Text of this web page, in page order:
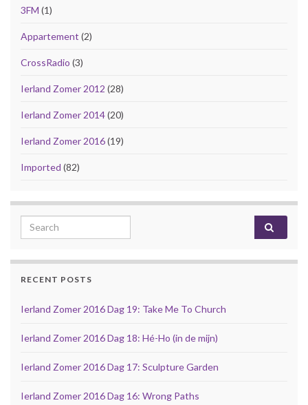
3FM (1)
Appartement (2)
CrossRadio (3)
Ierland Zomer 2012 (28)
Ierland Zomer 2014(20)
Ierland Zomer 2016(19)
Imported (82)
Search for:
RECENT POSTS
Ierland Zomer 2016 Dag 19: Take Me To Church
Ierland Zomer 2016 Dag 18: Hé-Ho (in de mijn)
Ierland Zomer 2016 Dag 17: Sculpture Garden
Ierland Zomer 2016 Dag 16: Wrong Paths